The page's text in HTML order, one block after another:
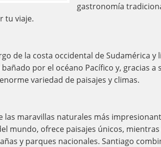
gastronomía
tu viaje.
de la costa occidental de Sudamérica y
por el océano Pacífico y, gracias
variedad de paisajes y climas.
las maravillas naturales más
mundo, ofrece paisajes únicos,
y parques nacionales. Santiago